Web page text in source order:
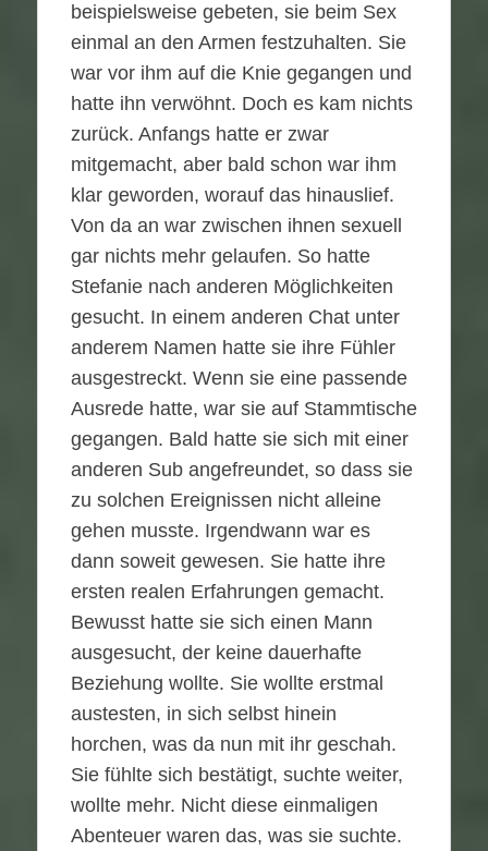
beispielsweise gebeten, sie beim Sex
einmal an den Armen festzuhalten. Sie
war vor ihm auf die Knie gegangen und
hatte ihn verwöhnt. Doch es kam nichts
zurück. Anfangs hatte er zwar
mitgemacht, aber bald schon war ihm
klar geworden, worauf das hinauslief.
Von da an war zwischen ihnen sexuell
gar nichts mehr gelaufen. So hatte
Stefanie nach anderen Möglichkeiten
gesucht. In einem anderen Chat unter
anderem Namen hatte sie ihre Fühler
ausgestreckt. Wenn sie eine passende
Ausrede hatte, war sie auf Stammtische
gegangen. Bald hatte sie sich mit einer
anderen Sub angefreundet, so dass sie
zu solchen Ereignissen nicht alleine
gehen musste. Irgendwann war es
dann soweit gewesen. Sie hatte ihre
ersten realen Erfahrungen gemacht.
Bewusst hatte sie sich einen Mann
ausgesucht, der keine dauerhafte
Beziehung wollte. Sie wollte erstmal
austesten, in sich selbst hinein
horchen, was da nun mit ihr geschah.
Sie fühlte sich bestätigt, suchte weiter,
wollte mehr. Nicht diese einmaligen
Abenteuer waren das, was sie suchte.